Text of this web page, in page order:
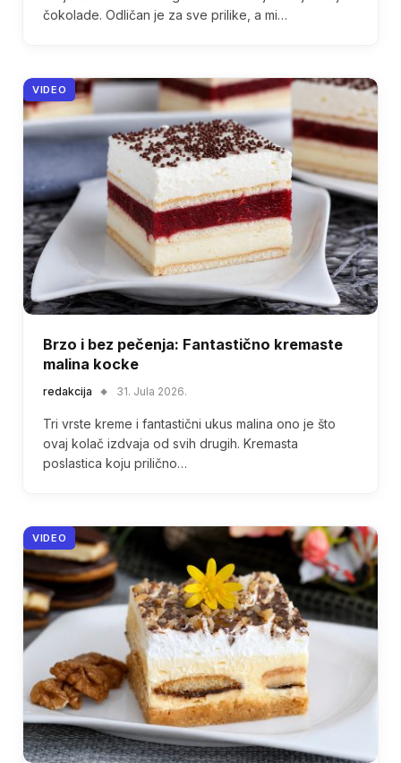
čokolade. Odličan je za sve prilike, a mi…
VIDEO
Brzo i bez pečenja: Fantastično kremaste
malina kocke
redakcija 31. Jula 2026.
Tri vrste kreme i fantastični ukus malina ono je što
ovaj kolač izdvaja od svih drugih. Kremasta
poslastica koju prilično…
VIDEO